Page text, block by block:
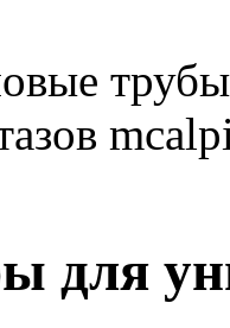
для